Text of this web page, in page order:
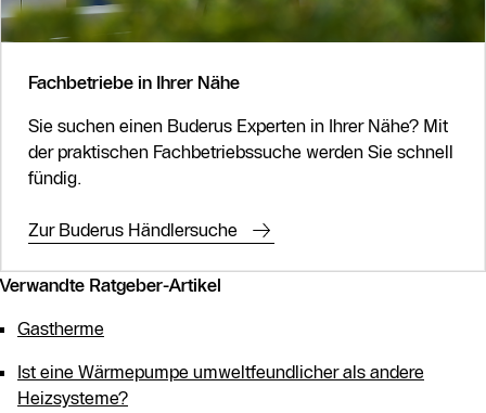
und kann nur eine Zapfstelle mit heißem Wasser
versorgen
- Kombigeräte arbeiten im Durchlaufprinzip und sind nicht
für Gebiete mit hoher Wasserhärte geeignet
Fachbetriebe in Ihrer Nähe
Sie suchen einen Buderus Experten in Ihrer Nähe? Mit
der praktischen Fachbetriebssuche werden Sie schnell
fündig.
Zur Buderus Händlersuche
Verwandte Ratgeber-Artikel
Gastherme
Ist eine Wärmepumpe umweltfeundlicher als andere
Heizsysteme?